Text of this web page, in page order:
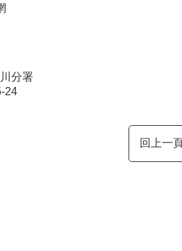
分署
24
回上一